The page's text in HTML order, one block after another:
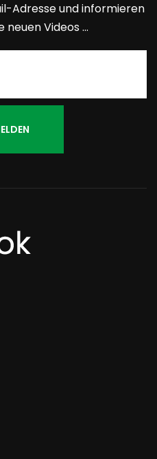
Adresse und informieren
neuen Videos ...